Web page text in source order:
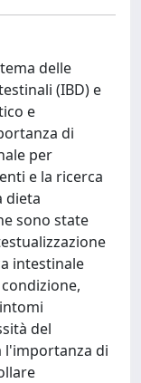
delle
(IBD) e
e
di
per
e la ricerca
dieta
sono state
intestinale
del
l'importanza di